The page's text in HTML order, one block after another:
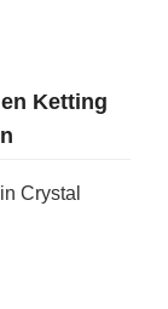
Ketting